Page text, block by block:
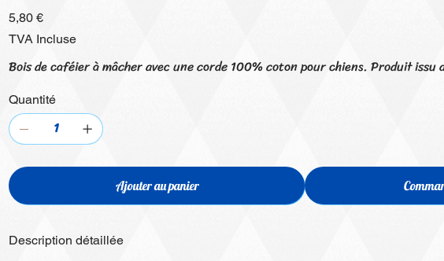
Prix
5,80 €
TVA Incluse
Bois de caféier à mâcher avec une corde 100% coton pour chiens. Produit issu
Quantité
Ajouter au panier
Description détaillée